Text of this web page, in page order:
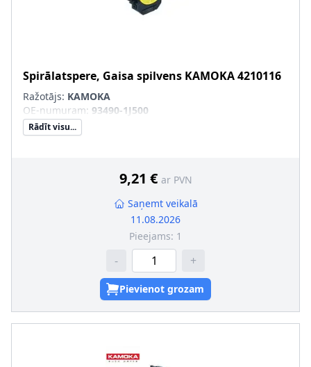
Spirālatspere, Gaisa spilvens KAMOKA4210116
Ražotājs: KAMOKA
OE-numuram: 93490-1J500
Rādīt visu...
9,21 € ar PVN
Saņemt veikalā
11.08.2026
Pieejams: 1
- +
Pievienot grozam